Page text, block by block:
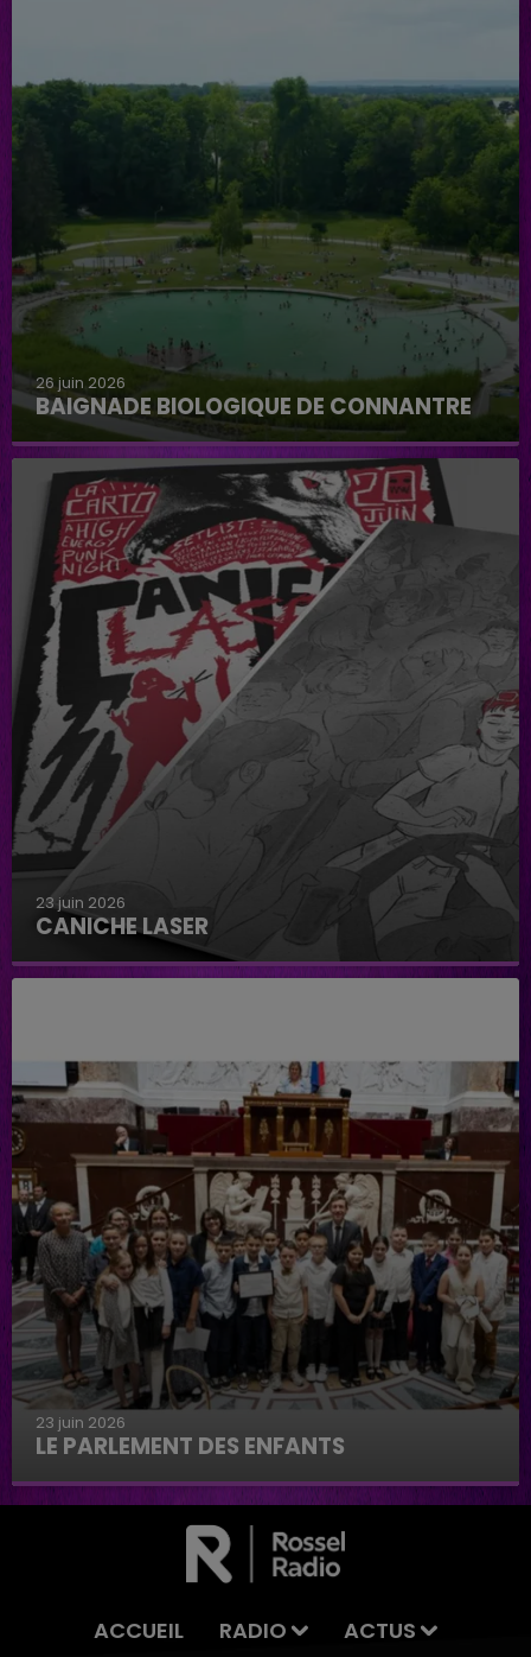
26 juin 2026
BAIGNADE BIOLOGIQUE DE CONNANTRE
Baignade biologique de Connantre
23 juin 2026
CANICHE LASER
Caniche Laser
23 juin 2026
LE PARLEMENT DES ENFANTS
Le parlement des enfants
ACCUEIL RADIO ACTUS